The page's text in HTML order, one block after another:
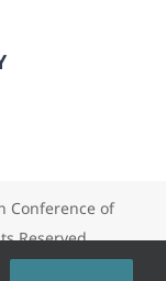
Conference of
Reserved.